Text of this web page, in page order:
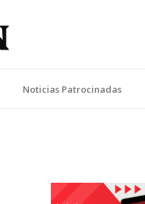
Noticias Patrocinadas